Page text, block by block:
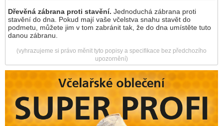
Dřevěná zábrana proti stavění. Jednoduchá zábrana proti
stavění do dna. Pokud mají vaše včelstva snahu stavět do
podmetu, můžete jim v tom zabránit tak, že do dna umístěte tuto
danou zábranu.
(vyhrazujeme si právo měnit tyto popisy a specifikace bez předchozího
upozornění)